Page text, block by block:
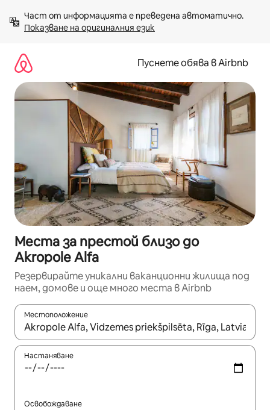
към
съдържанието
Показване на оригиналния език
Пуснете обява в Airbnb
Места за престой близо до
Akropole Alfa
Резервирайте уникални ваканционни жилища под
наем, домове и още много места в Airbnb
Местоположение
Когато резултатите се покажат, използвайте
Настаняване
Освобождаване